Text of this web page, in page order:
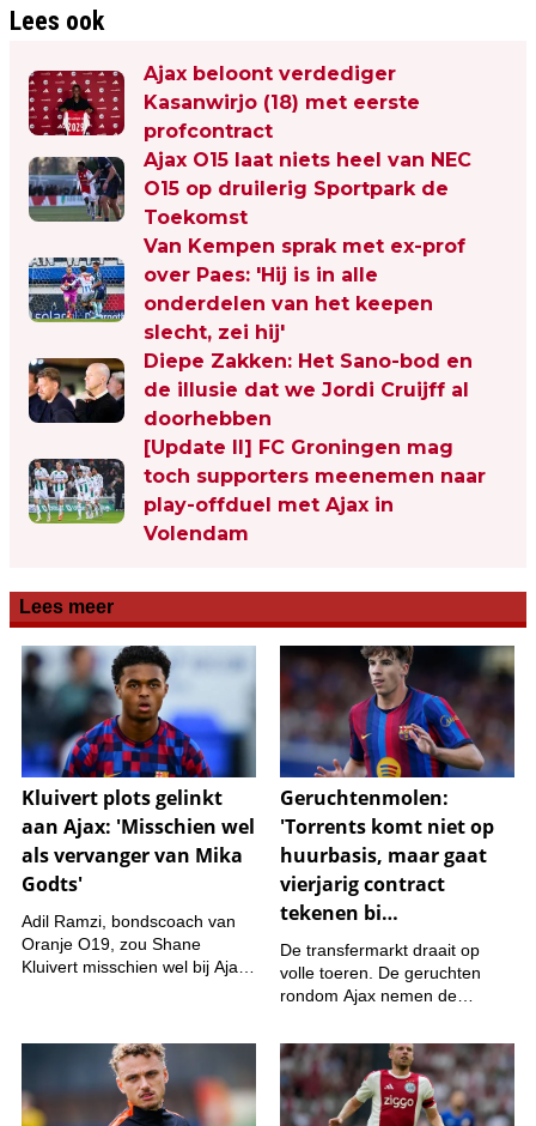
Lees ook
Ajax beloont verdediger
Kasanwirjo (18) met eerste
profcontract
Ajax O15 laat niets heel van NEC
O15 op druilerig Sportpark de
Toekomst
Van Kempen sprak met ex-prof
over Paes: 'Hij is in alle
onderdelen van het keepen
slecht, zei hij'
Diepe Zakken: Het Sano-bod en
de illusie dat we Jordi Cruijff al
doorhebben
[Update II] FC Groningen mag
toch supporters meenemen naar
play-offduel met Ajax in
Volendam